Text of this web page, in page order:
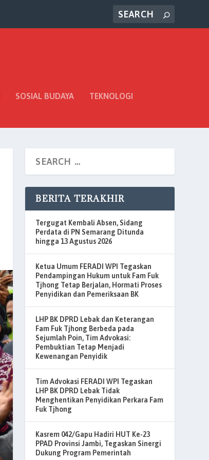
SOSIAL BUDAYA TEKNOLOGI
BERITA TERAKHIR
Tergugat Kembali Absen, Sidang
Perdata di PN Semarang Ditunda
hingga 13 Agustus 2026
Ketua Umum FERADI WPI Tegaskan
Pendampingan Hukum untuk Fam Fuk
Tjhong Tetap Berjalan, Hormati Proses
Penyidikan dan Pemeriksaan BK
LHP BK DPRD Lebak dan Keterangan
Fam Fuk Tjhong Berbeda pada
Sejumlah Poin, Tim Advokasi:
Pembuktian Tetap Menjadi
Kewenangan Penyidik
Tim Advokasi FERADI WPI Tegaskan
LHP BK DPRD Lebak Tidak
Menghentikan Penyidikan Perkara Fam
Fuk Tjhong
Kasrem 042/Gapu Hadiri HUT Ke-23
PPAD Provinsi Jambi, Tegaskan Sinergi
Dukung Program Pemerintah